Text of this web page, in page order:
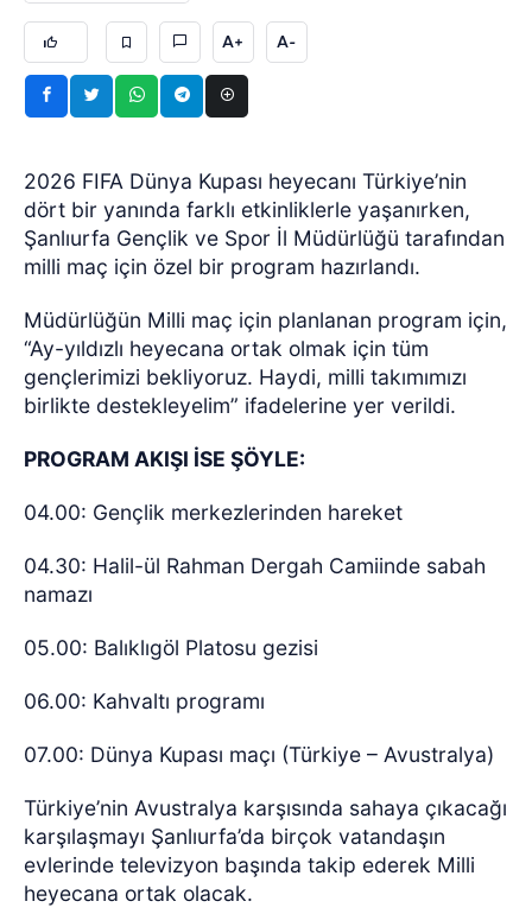
A+ A-
2026 FIFA Dünya Kupası heyecanı Türkiye’nin
dört bir yanında farklı etkinliklerle yaşanırken,
Şanlıurfa Gençlik ve Spor İl Müdürlüğü tarafından
milli maç için özel bir program hazırlandı.
Müdürlüğün Milli maç için planlanan program için,
“Ay-yıldızlı heyecana ortak olmak için tüm
gençlerimizi bekliyoruz. Haydi, milli takımımızı
birlikte destekleyelim” ifadelerine yer verildi.
PROGRAM AKIŞI İSE ŞÖYLE:
04.00: Gençlik merkezlerinden hareket
04.30: Halil-ül Rahman Dergah Camiinde sabah
namazı
05.00: Balıklıgöl Platosu gezisi
06.00: Kahvaltı programı
07.00: Dünya Kupası maçı (Türkiye – Avustralya)
Türkiye’nin Avustralya karşısında sahaya çıkacağı
karşılaşmayı Şanlıurfa’da birçok vatandaşın
evlerinde televizyon başında takip ederek Milli
heyecana ortak olacak.